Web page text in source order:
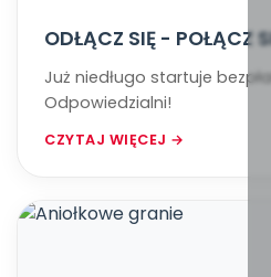
ODŁĄCZ SIĘ - POŁĄCZ
Już niedługo startuje
Odpowiedzialni!
CZYTAJ WIĘCEJ →